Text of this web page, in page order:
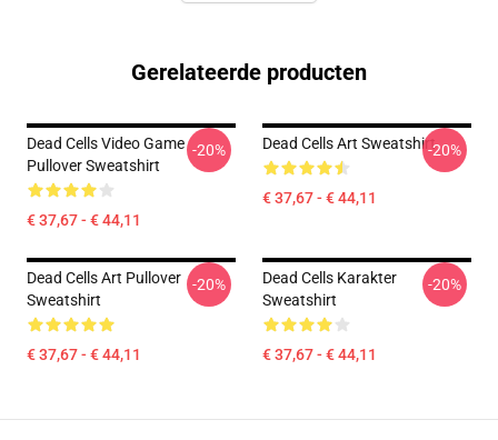
Gerelateerde producten
Dead Cells Video Game
Pullover Sweatshirt
€ 37,67 - € 44,11
-20% Dead Cells Art Sweatshirt
€ 37,67 - € 44,11
-20%
Dead Cells Art Pullover
Sweatshirt
€ 37,67 - € 44,11
-20%
Dead Cells Karakter
Sweatshirt
€ 37,67 - € 44,11
-20%